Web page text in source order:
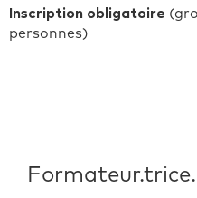
Inscription obligatoire
personnes)